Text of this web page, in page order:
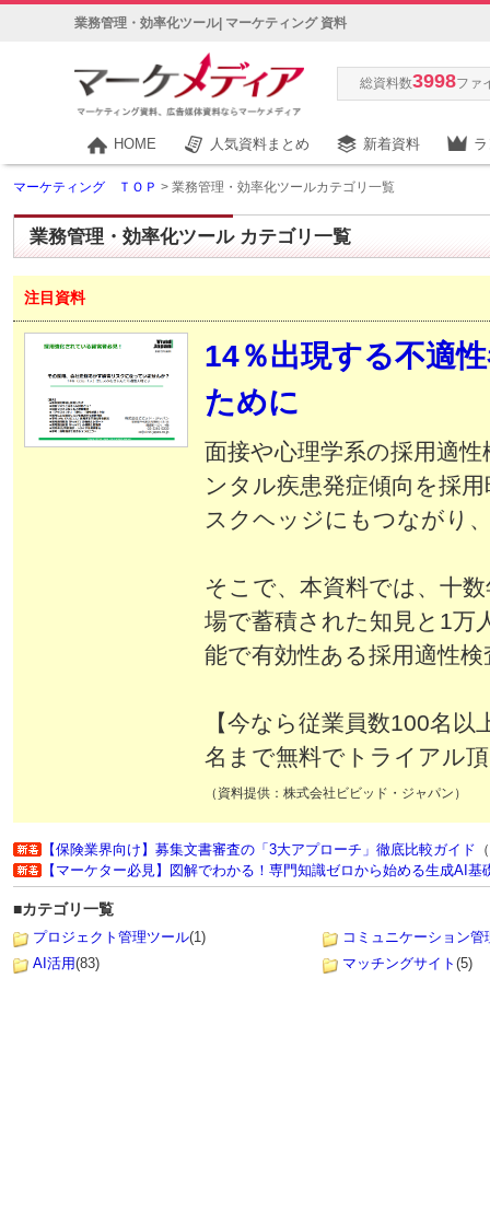
業務管理・効率化ツール| マーケティング 資料
総資料数3998ファ
HOME 人気資料まとめ 新着資料
マーケティング ＴＯＰ > 業務管理・効率化ツールカテゴリ一覧
業務管理・効率化ツールカテゴリ一覧
注目資料
14％出現する不適
ために
面接や心理学系の採用適
ンタル疾患発症傾向を採
スクヘッジにもつながり
そこで、本資料では、十
場で蓄積された知見と1万
能で有効性ある採用適性
【今なら従業員数100名
名まで無料でトライアル
（資料提供：株式会社ビビッド・ジャパン）
【保険業界向け】募集文書審査の「3大アプローチ」徹底比較ガイド
【マーケター必見】図解でわかる！専門知識ゼロから始める生成AI基
■カテゴリ一覧
プロジェクト管理ツール(1)
コミュニケーション管
AI活用(83) マッチングサイト (5)